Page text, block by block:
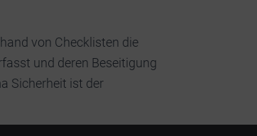
von Checklisten die
und deren Beseitigung
Sicherheit ist der